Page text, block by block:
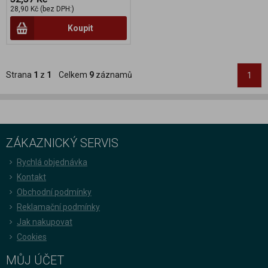
28,90 Kč (bez DPH:)
Koupit
Strana 1 z 1 Celkem 9 záznamů 1
ZÁKAZNICKÝ SERVIS
Rychlá objednávka
Kontakt
Obchodní podmínky
Reklamační podmínky
Jak nakupovat
Cookies
MŮJ ÚČET